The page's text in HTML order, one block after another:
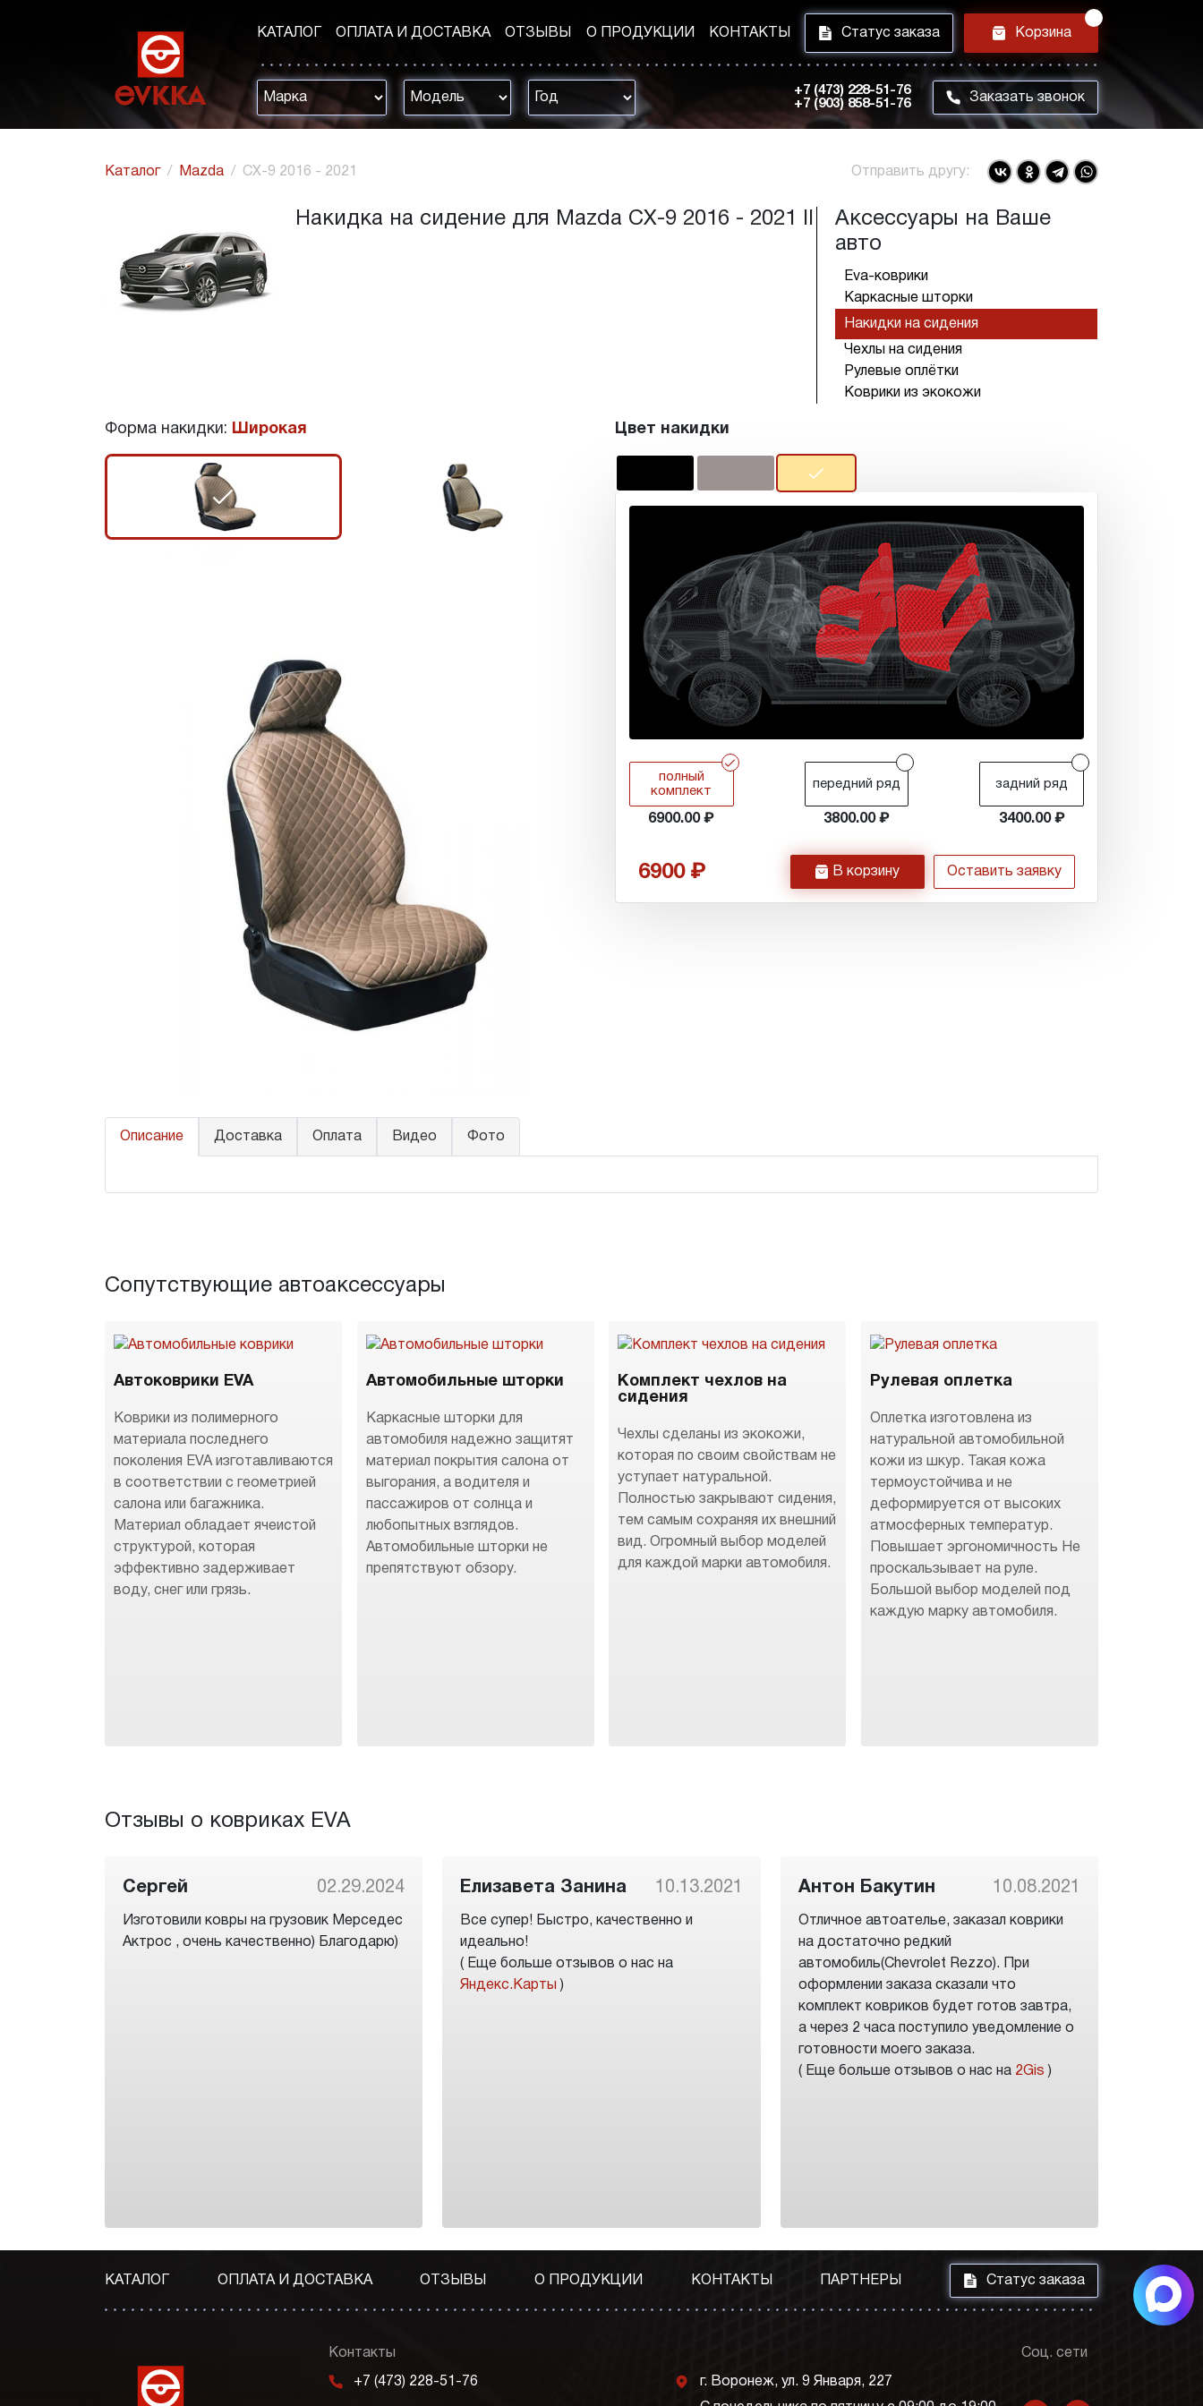
КАТАЛОГ ОПЛАТА И ДОСТАВКА ОТЗЫВЫ О ПРОДУКЦИИ КОНТАКТЫ i Статус заказа h Корзина
+7 (473) 228-51-76
+7 (903) 858-51-76
m Заказать звонок
Каталог Mazda CX-9 2016 - 2021 Отправить другу:
Накидка на сидение для Mazda CX-9 2016 - 2021 II
Аксессуары на Ваше
авто
Eva-коврики
Каркасные шторки
Накидки на сидения
Чехлы на сидения
Рулевые оплётки
Коврики из экокожи
Форма накидки: Широкая
r
Цвет накидки
r
полный
комплект
6900.00
передний ряд
3800.00
задний ряд
3400.00
6900 h В корзину Оставить заявку
Описание Доставка Оплата Видео Фото
Сопутствующие автоаксессуары
Автоковрики EVA
Коврики из полимерного
материала последнего
поколения EVA изготавливаются
в соответствии с геометрией
салона или багажника.
Материал обладает ячеистой
структурой, которая
эффективно задерживает
воду, снег или грязь.
Автомобильные шторки
Каркасные шторки для
автомобиля надежно защитят
материал покрытия салона от
выгорания, а водителя и
пассажиров от солнца и
любопытных взглядов.
Автомобильные шторки не
препятствуют обзору.
Комплект чехлов на
сидения
Чехлы сделаны из экокожи,
которая по своим свойствам не
уступает натуральной.
Полностью закрывают сидения,
тем самым сохраняя их внешний
вид. Огромный выбор моделей
для каждой марки автомобиля.
Рулевая оплетка
Оплетка изготовлена из
натуральной автомобильной
кожи из шкур. Такая кожа
термоустойчива и не
деформируется от высоких
атмосферных температур.
Повышает эргономичность Не
проскальзывает на руле.
Большой выбор моделей под
каждую марку автомобиля.
Отзывы о ковриках EVA
Сергей 02.29.2024
Изготовили ковры на грузовик Мерседес
Актрос , очень качественно) Благодарю)
Елизавета Занина 10.13.2021
Все супер! Быстро, качественно и
идеально!
( Еще больше отзывов о нас на
Яндекс.Карты )
Антон Бакутин 10.08.2021
Отличное автоателье, заказал коврики
на достаточно редкий
автомобиль(Chevrolet Rezzo). При
оформлении заказа сказали что
комплект ковриков будет готов завтра,
а через 2 часа поступило уведомление о
готовности моего заказа.
( Еще больше отзывов о нас на 2Gis )
КАТАЛОГ ОПЛАТА И ДОСТАВКА ОТЗЫВЫ О ПРОДУКЦИИ КОНТАКТЫ ПАРТНЕРЫ i Статус заказа
Контакты
m +7 (473) 228-51-76 j г. Воронеж, ул. 9 Января, 227
Соц. сети